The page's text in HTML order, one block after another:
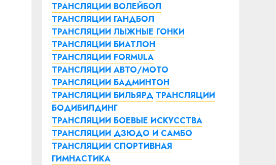
ТРАНСЛЯЦИИ ВОЛЕЙБОЛ
ТРАНСЛЯЦИИ ГАНДБОЛ
ТРАНСЛЯЦИИ ЛЫЖНЫЕ ГОНКИ
ТРАНСЛЯЦИИ БИАТЛОН
ТРАНСЛЯЦИИ FORMULA
ТРАНСЛЯЦИИ АВТО/МОТО
ТРАНСЛЯЦИИ БАДМИНТОН
ТРАНСЛЯЦИИ БИЛЬЯРД ТРАНСЛЯЦИИ
БОДИБИЛДИНГ
ТРАНСЛЯЦИИ БОЕВЫЕ ИСКУССТВА
ТРАНСЛЯЦИИ ДЗЮДО И САМБО
ТРАНСЛЯЦИИ СПОРТИВНАЯ
ГИМНАСТИКА